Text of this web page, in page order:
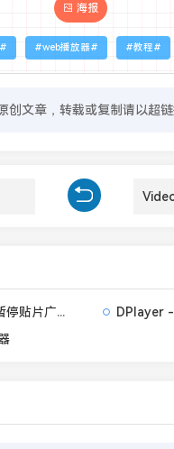
海报
web播放器 教程
创文章，转载或复制请以超链
DPlayer - 增加带倒计时可关闭的播放前和暂停贴片广告功能
DPlayer